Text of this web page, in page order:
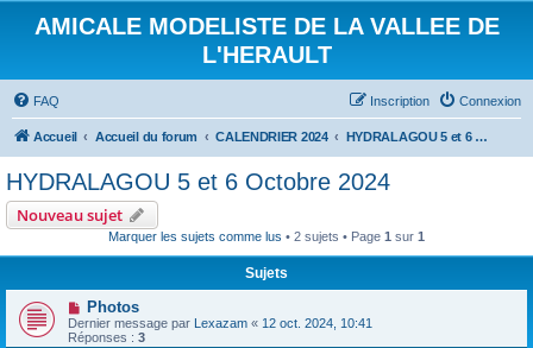
AMICALE MODELISTE DE LA VALLEE DE
L'HERAULT
FAQ Connexion
Inscription
Accueil Accueil du forum CALENDRIER 2024 HYDRALAGOU 5 et 6 Octobre 2024
HYDRALAGOU 5 et 6 Octobre 2024
Nouveau sujet
Marquer les sujets comme lus • 2 sujets • Page 1 sur 1
Sujets
Photos
Dernier message par Lexazam « 12 oct. 2024, 10:41
Réponses : 3